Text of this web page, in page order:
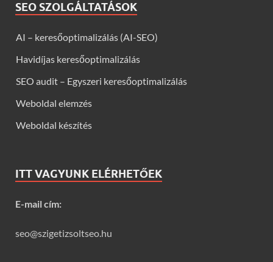
SEO SZOLGÁLTATÁSOK
AI – keresőoptimalizálás (AI-SEO)
Havidíjas keresőoptimalizálás
SEO audit – Egyszeri keresőoptimalizálás
Weboldal elemzés
Weboldal készítés
ITT VAGYUNK ELÉRHETŐEK
E-mail cím:
seo@szigetizsoltseo.hu